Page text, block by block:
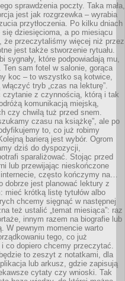
sprawdzenia poczty. Taka mała,
jest jak rozgrzewka – wyrabia
przytłoczenia. Po kilku dniach
się dziesięcioma, a po miesiącu
że przeczytaliśmy więcej niż przez
jest także stworzenie rytuału.
sygnały, które podpowiadają mu,
Ten sam fotel w salonie, gorąca
koc – to wszystko są kotwice,
tryb „czas na lekturę”.
czytanie z czynnością, którą i tak
komunikacją miejską,
czy chwilą tuż przed snem.
czasu na książkę”, ale po
to, co już robimy
barierą jest wybór. Ogrom
dziś do dyspozycji,
sparaliżować. Stojąc przed
lub przewijając nieskończone
często kończymy na…
dobrze jest planować lektury z
mieć krótką listę tytułów albo
chcemy sięgnąć w następnej
też ustalić „temat miesiąca”: raz
innym razem na biografie lub
W pewnym momencie warto
tego, co już
co dopiero chcemy przeczytać.
to zeszyt z notatkami, dla
lub arkusz, gdzie zapisują
cytaty czy wnioski. Tak